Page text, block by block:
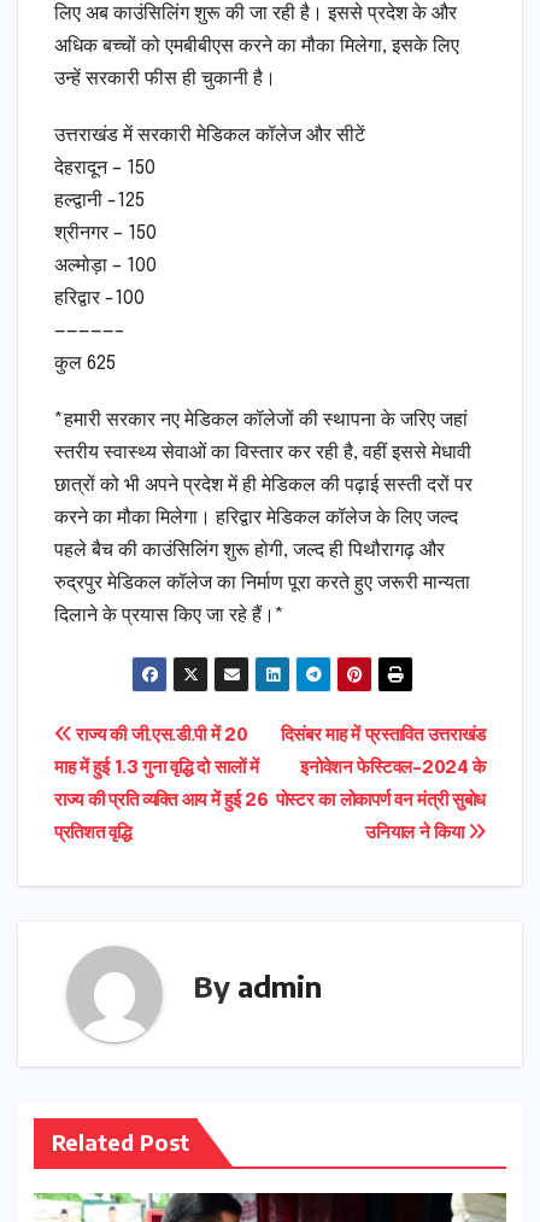
लिए अब काउंसिलिंग शुरू की जा रही है। इससे प्रदेश के और
अधिक बच्चों को एमबीबीएस करने का मौका मिलेगा, इसके लिए
उन्हें सरकारी फीस ही चुकानी है।
उत्तराखंड में सरकारी मेडिकल कॉलेज और सीटें
देहरादून – 150
हल्द्वानी -125
श्रीनगर – 150
अल्मोड़ा – 100
हरिद्वार -100
—————–
कुल 625
*हमारी सरकार नए मेडिकल कॉलेजों की स्थापना के जरिए जहां
स्तरीय स्वास्थ्य सेवाओं का विस्तार कर रही है, वहीं इससे मेधावी
छात्रों को भी अपने प्रदेश में ही मेडिकल की पढ़ाई सस्ती दरों पर
करने का मौका मिलेगा। हरिद्वार मेडिकल कॉलेज के लिए जल्द
पहले बैच की काउंसिलिंग शुरू होगी, जल्द ही पिथौरागढ़ और
रुद्रपुर मेडिकल कॉलेज का निर्माण पूरा करते हुए जरूरी मान्यता
दिलाने के प्रयास किए जा रहे हैं।*
Post
navigation
दिसंबर माह में प्रस्तावित उत्तराखंड
इनोवेशन फेस्टिवल-2024 के
पोस्टर का लोकापर्ण वन मंत्री सुबोध
उनियाल ने किया
राज्य की जी.एस.डी.पी में 20
माह में हुई 1.3 गुना वृद्धि दो सालों में
राज्य की प्रति व्यक्ति आय में हुई 26
प्रतिशत वृद्धि
By admin
Related Post